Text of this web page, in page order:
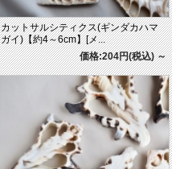
カットサルシティクス(ギンダカハマ
ガイ)【約4～6cm】[メ...
価格:204円(税込)～